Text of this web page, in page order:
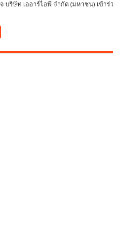
บริษัท เออาร์ไอพี จำกัด (มหาชน) เข้า